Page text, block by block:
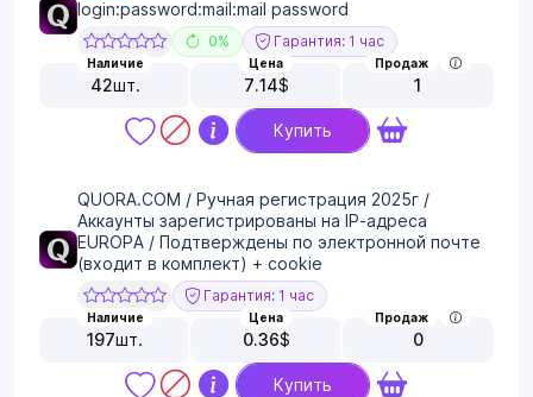
login:password:mail:mail password
0% Гарантия: 1 час
Наличие
42шт.
Цена
7.14$
Продаж
1
Купить
QUORA.COM / Ручная регистрация 2025г /
Аккаунты зарегистрированы на IP-адреса
EUROPA / Подтверждены по электронной почте
(входит в комплект) + cookie
Гарантия: 1 час
Наличие
197шт.
Цена
0.36$
Продаж
0
Купить